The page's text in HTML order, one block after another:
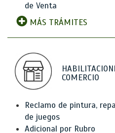
de Venta
MÁS TRÁMITES
COMERCIO
Reclamo de pintura,
de juegos
Adicional por Rubro